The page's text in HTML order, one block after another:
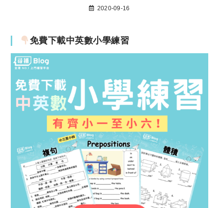
2020-09-16
免費下載中英數小學練習